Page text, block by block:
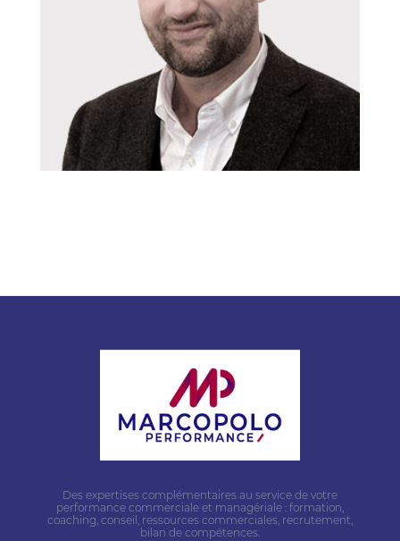
Des expertises complémentaires au service de votre
performance commerciale et managériale : formation,
coaching, conseil, ressources commerciales, recrutement,
bilan de compétences.